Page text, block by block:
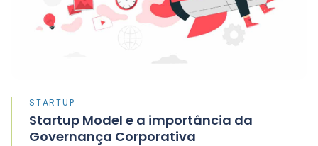
STARTUP
Startup Model e a importância da
Governança Corporativa